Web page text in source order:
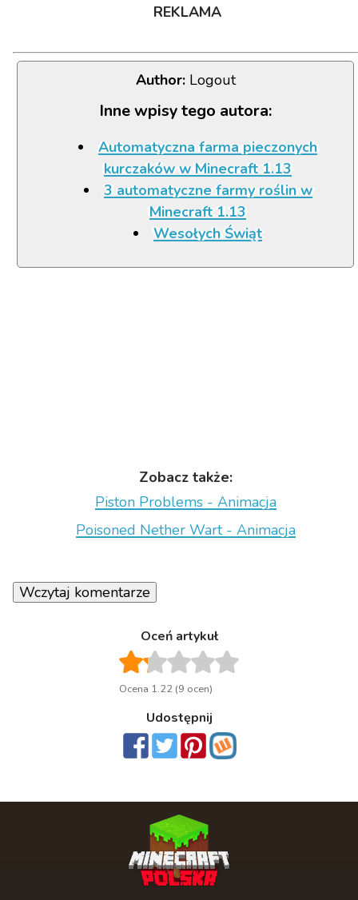
REKLAMA
Author:Logout
Inne wpisy tego autora:
Automatyczna farma pieczonych
kurczaków w Minecraft 1.13
3 automatyczne farmy roślin w
Minecraft 1.13
Wesołych Świąt
Zobacz także:
Piston Problems - Animacja
Poisoned Nether Wart - Animacja
Wczytaj komentarze
Oceń artykuł
Ocena 1.22 (9 ocen)
Udostępnij